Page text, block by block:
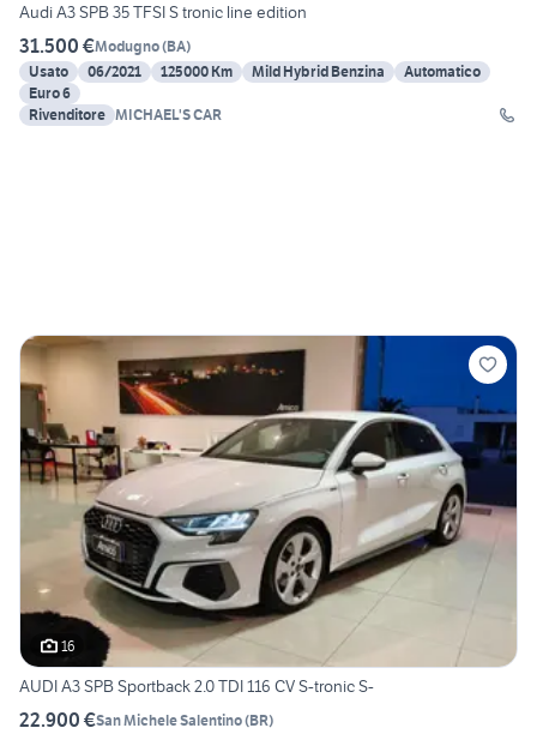
Audi A3 SPB 35 TFSI S tronic line edition
31.500 €Modugno(BA)
Usato
06/2021 125000 Km Mild Hybrid Benzina
Automatico
Euro 6
Rivenditore MICHAEL'S CAR
16
AUDI A3 SPB Sportback 2.0 TDI 116 CV S-tronic S-
22.900 €San Michele Salentino(BR)